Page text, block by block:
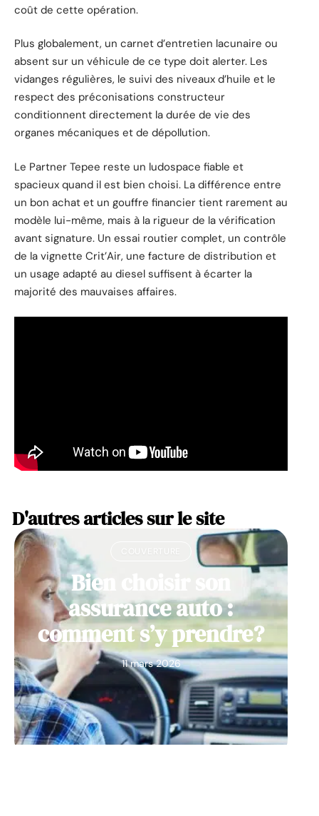
coût de cette opération.
Plus globalement, un carnet d’entretien lacunaire ou
absent sur un véhicule de ce type doit alerter. Les
vidanges régulières, le suivi des niveaux d’huile et le
respect des préconisations constructeur
conditionnent directement la durée de vie des
organes mécaniques et de dépollution.
Le Partner Tepee reste un ludospace fiable et
spacieux quand il est bien choisi. La différence entre
un bon achat et un gouffre financier tient rarement au
modèle lui-même, mais à la rigueur de la vérification
avant signature. Un essai routier complet, un contrôle
de la vignette Crit’Air, une facture de distribution et
un usage adapté au diesel suffisent à écarter la
majorité des mauvaises affaires.
D'autres articles sur le site
Bien choisir son
assurance auto :
comment s’y prendre?
11 mars 2026